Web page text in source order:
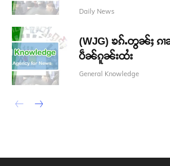
Daily News
(WJG) ၶၵ်ႉတွၼ်ႈ
ပဵၼ်ၵူၼ်းထႆး
General Knowledge